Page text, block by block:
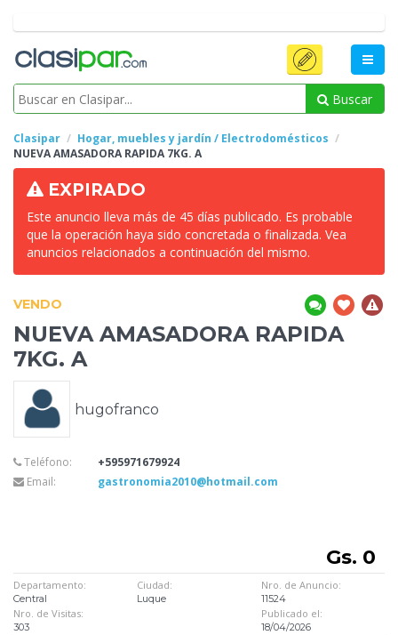
Buscar
Clasipar
Hogar, muebles y jardín / Electrodomésticos
NUEVA AMASADORA RAPIDA 7KG. A
EXPIRADO
Este anuncio lleva más de 45 días publicado. Es probable
que la operación haya sido concretada o finalizada. Vea
anuncios relacionados a continuación del mismo.
VENDO
NUEVA AMASADORA RAPIDA
7KG. A
hugofranco
Teléfono:
+595971679924
Email:
gastronomia2010@hotmail.com
Gs. 0
Departamento:
Central
Ciudad:
Luque
Nro. de Anuncio:
11524
Nro. de Visitas:
303
Publicado el:
18/04/2026